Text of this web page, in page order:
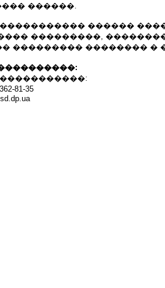
������.
������
���������,
��������� �������� �
81-35